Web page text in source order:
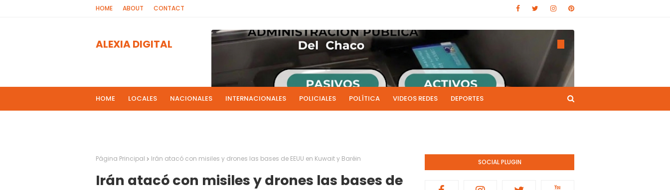
HOME ABOUT CONTACT
ALEXIA DIGITAL
HOME LOCALES NACIONALES INTERNACIONALES POLICIALES POLÍTICA VIDEOS REDES DEPORTES
Página Principal Irán atacó con misiles y drones las bases de EEUU en Kuwait y Baréin
Irán atacó con misiles y drones las bases de
SOCIAL PLUGIN